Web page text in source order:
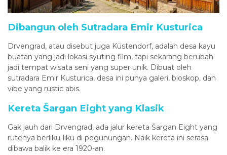
Dibangun oleh Sutradara Emir Kusturica
Drvengrad, atau disebut juga Küstendorf, adalah desa kayu
buatan yang jadi lokasi syuting film, tapi sekarang berubah
jadi tempat wisata seni yang super unik. Dibuat oleh
sutradara Emir Kusturica, desa ini punya galeri, bioskop, dan
vibe yang rustic abis.
Kereta Šargan Eight yang Klasik
Gak jauh dari Drvengrad, ada jalur kereta Šargan Eight yang
rutenya berliku-liku di pegunungan. Naik kereta ini serasa
dibawa balik ke era 1920-an.